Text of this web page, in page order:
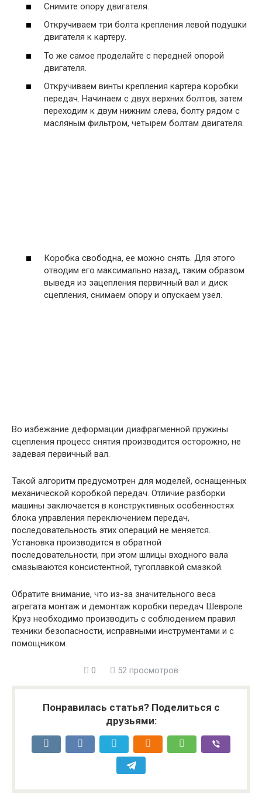
Снимите опору двигателя.
Откручиваем три болта крепления левой подушки
двигателя к картеру.
То же самое проделайте с передней опорой
двигателя.
Откручиваем винты крепления картера коробки
передач. Начинаем с двух верхних болтов, затем
переходим к двум нижним слева, болту рядом с
масляным фильтром, четырем болтам двигателя.
Коробка свободна, ее можно снять. Для этого
отводим его максимально назад, таким образом
выведя из зацепления первичный вал и диск
сцепления, снимаем опору и опускаем узел.
Во избежание деформации диафрагменной пружины
сцепления процесс снятия производится осторожно, не
задевая первичный вал.
Такой алгоритм предусмотрен для моделей, оснащенных
механической коробкой передач. Отличие разборки
машины заключается в конструктивных особенностях
блока управления переключением передач,
последовательность этих операций не меняется.
Установка производится в обратной
последовательности, при этом шлицы входного вала
смазываются консистентной, тугоплавкой смазкой.
Обратите внимание, что из-за значительного веса
агрегата монтаж и демонтаж коробки передач Шевроле
Круз необходимо производить с соблюдением правил
техники безопасности, исправными инструментами и с
помощником.
0 52 просмотров
Понравилась статья? Поделиться с
друзьями: